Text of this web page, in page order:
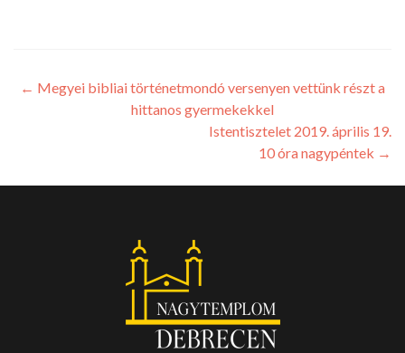
← Megyei bibliai történetmondó versenyen vettünk részt a
hittanos gyermekekkel
Istentisztelet 2019. április 19.
10 óra nagypéntek →